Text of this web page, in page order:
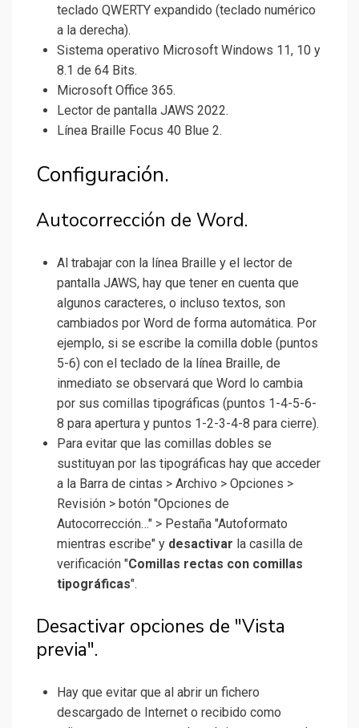
teclado QWERTY expandido (teclado numérico
a la derecha).
Sistema operativo Microsoft Windows 11, 10 y
8.1 de 64 Bits.
Microsoft Office 365.
Lector de pantalla JAWS 2022.
Línea Braille Focus 40 Blue 2.
Configuración.
Autocorrección de Word.
Al trabajar con la línea Braille y el lector de
pantalla JAWS, hay que tener en cuenta que
algunos caracteres, o incluso textos, son
cambiados por Word de forma automática. Por
ejemplo, si se escribe la comilla doble (puntos
5-6) con el teclado de la línea Braille, de
inmediato se observará que Word lo cambia
por sus comillas tipográficas (puntos 1-4-5-6-
8 para apertura y puntos 1-2-3-4-8 para cierre).
Para evitar que las comillas dobles se
sustituyan por las tipográficas hay que acceder
a la Barra de cintas > Archivo > Opciones >
Revisión > botón "Opciones de
Autocorrección…" > Pestaña "Autoformato
mientras escribe" y desactivar la casilla de
verificación "Comillas rectas con comillas
tipográficas".
Desactivar opciones de "Vista
previa".
Hay que evitar que al abrir un fichero
descargado de Internet o recibido como